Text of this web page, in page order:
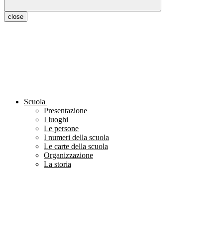
close
Scuola
Presentazione
I luoghi
Le persone
I numeri della scuola
Le carte della scuola
Organizzazione
La storia